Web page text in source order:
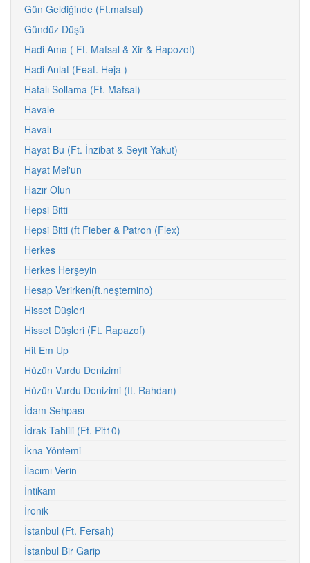
Gün Geldiğinde (Ft.mafsal)
Gündüz Düşü
Hadi Ama ( Ft. Mafsal & Xir & Rapozof)
Hadi Anlat (Feat. Heja )
Hatalı Sollama (Ft. Mafsal)
Havale
Havalı
Hayat Bu (Ft. İnzibat & Seyit Yakut)
Hayat Mel'un
Hazır Olun
Hepsi Bitti
Hepsi Bitti (ft Fieber & Patron (Flex)
Herkes
Herkes Herşeyin
Hesap Verirken(ft.neşternino)
Hisset Düşleri
Hisset Düşleri (Ft. Rapazof)
Hit Em Up
Hüzün Vurdu Denizimi
Hüzün Vurdu Denizimi (ft. Rahdan)
İdam Sehpası
İdrak Tahlili (Ft. Pit10)
İkna Yöntemi
İlacımı Verin
İntikam
İronik
İstanbul (Ft. Fersah)
İstanbul Bir Garip